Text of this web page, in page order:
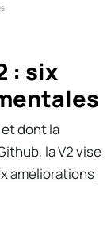
: six
dont la
la V2 vise
améliorations